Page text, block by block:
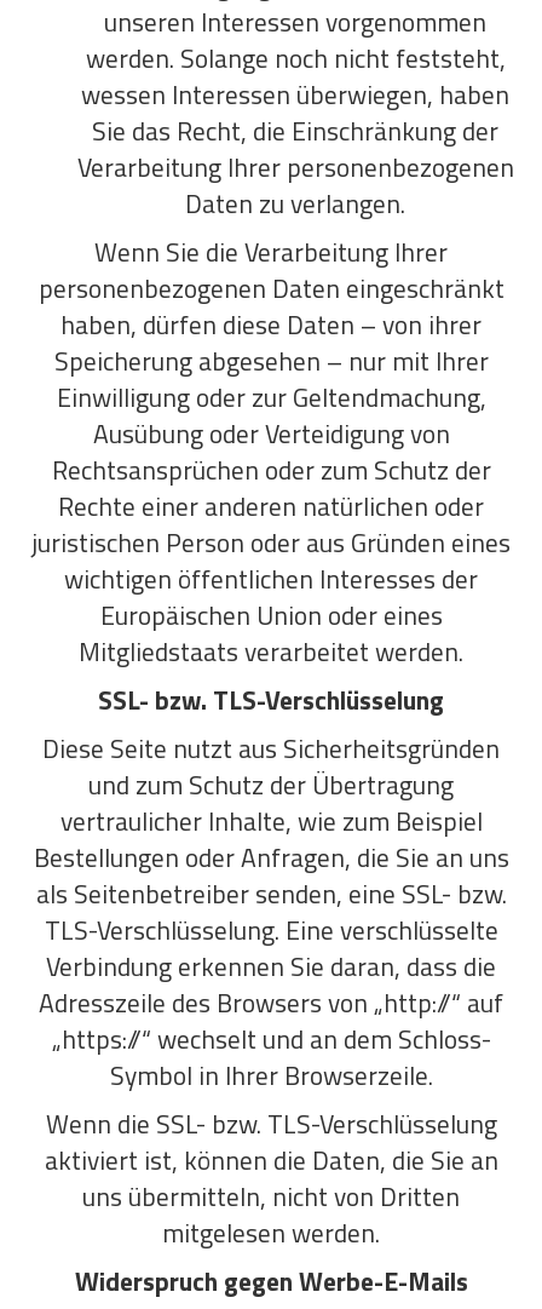
unseren Interessen vorgenommen
werden. Solange noch nicht feststeht,
wessen Interessen überwiegen, haben
Sie das Recht, die Einschränkung der
Verarbeitung Ihrer personenbezogenen
Daten zu verlangen.
Wenn Sie die Verarbeitung Ihrer
personenbezogenen Daten eingeschränkt
haben, dürfen diese Daten – von ihrer
Speicherung abgesehen – nur mit Ihrer
Einwilligung oder zur Geltendmachung,
Ausübung oder Verteidigung von
Rechtsansprüchen oder zum Schutz der
Rechte einer anderen natürlichen oder
juristischen Person oder aus Gründen eines
wichtigen öffentlichen Interesses der
Europäischen Union oder eines
Mitgliedstaats verarbeitet werden.
SSL- bzw. TLS-Verschlüsselung
Diese Seite nutzt aus Sicherheitsgründen
und zum Schutz der Übertragung
vertraulicher Inhalte, wie zum Beispiel
Bestellungen oder Anfragen, die Sie an uns
als Seitenbetreiber senden, eine SSL- bzw.
TLS-Verschlüsselung. Eine verschlüsselte
Verbindung erkennen Sie daran, dass die
Adresszeile des Browsers von „http://“ auf
„https://“ wechselt und an dem Schloss-
Symbol in Ihrer Browserzeile.
Wenn die SSL- bzw. TLS-Verschlüsselung
aktiviert ist, können die Daten, die Sie an
uns übermitteln, nicht von Dritten
mitgelesen werden.
Widerspruch gegen Werbe-E-Mails